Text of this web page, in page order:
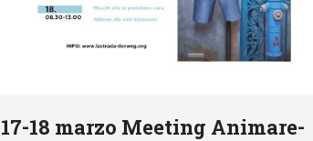
17-18 marzo Meeting Animare-